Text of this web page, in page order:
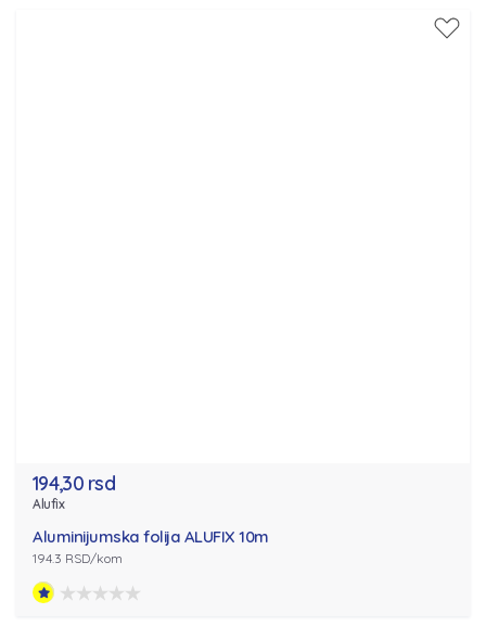
194,30 rsd
Alufix
Aluminijumska folija ALUFIX 10m
194.3 RSD/kom